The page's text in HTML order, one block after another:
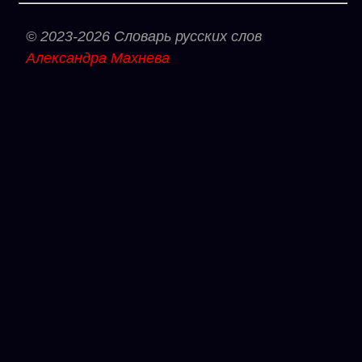
© 2023-2026 Словарь русских слов
Александра Махнева